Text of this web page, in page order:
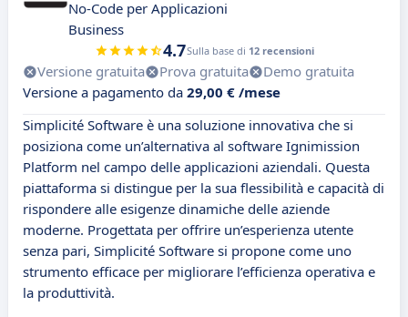
No-Code per Applicazioni
Business
4.7Sulla base di 12 recensioni
Versione gratuita Prova gratuita
Demo gratuita
Versione a pagamento da 29,00 € /mese
Simplicité Software è una soluzione innovativa che si
posiziona come un’alternativa al software Ignimission
Platform nel campo delle applicazioni aziendali. Questa
piattaforma si distingue per la sua flessibilità e capacità di
rispondere alle esigenze dinamiche delle aziende
moderne. Progettata per offrire un’esperienza utente
senza pari, Simplicité Software si propone come uno
strumento efficace per migliorare l’efficienza operativa e
la produttività.